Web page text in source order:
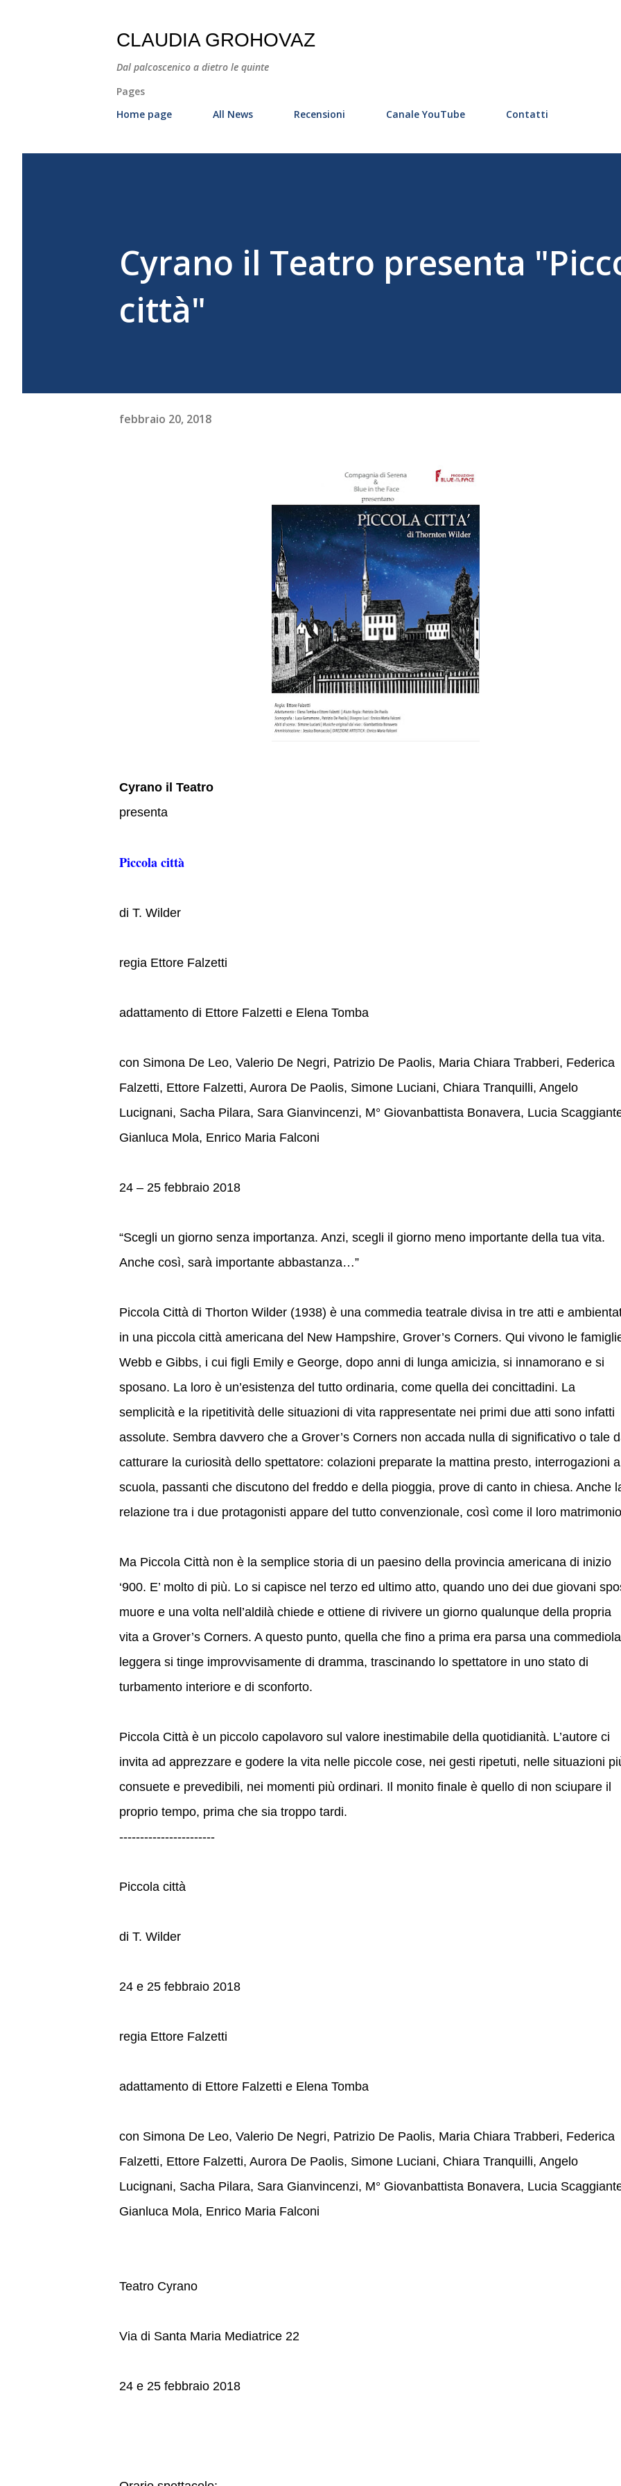
CLAUDIA GROHOVAZ
Dal palcoscenico a dietro le quinte
Pages
Home page
All News Recensioni Canale YouTube Contatti
Cyrano il Teatro presenta
città"
febbraio 20, 2018
Cyrano il Teatro
presenta
Piccola città
di T. Wilder
regia Ettore Falzetti
adattamento di Ettore Falzetti e Elena Tomba
con Simona De Leo, Valerio De Negri, Patrizio De Paolis, Maria Chiara Trabberi, Federica
Falzetti, Ettore Falzetti, Aurora De Paolis, Simone Luciani, Chiara Tranquilli, Angelo
Lucignani, Sacha Pilara, Sara Gianvincenzi, M° Giovanbattista Bonavera, Lucia
Gianluca Mola, Enrico Maria Falconi
24 – 25 febbraio 2018
“Scegli un giorno senza importanza. Anzi, scegli il giorno meno importante della tua vita.
Anche così, sarà importante abbastanza…”
Piccola Città di Thorton Wilder (1938) è una commedia teatrale divisa in tre atti e
in una piccola città americana del New Hampshire, Grover’s Corners. Qui vivono le
Webb e Gibbs, i cui figli Emily e George, dopo anni di lunga amicizia, si innamorano e si
sposano. La loro è un’esistenza del tutto ordinaria, come quella dei concittadini. La
semplicità e la ripetitività delle situazioni di vita rappresentate nei primi due atti sono infatti
assolute. Sembra davvero che a Grover’s Corners non accada nulla di significativo o tale
catturare la curiosità dello spettatore: colazioni preparate la mattina presto, interrogazioni a
scuola, passanti che discutono del freddo e della pioggia, prove di canto in chiesa. Anche
relazione tra i due protagonisti appare del tutto convenzionale, così come il loro
Ma Piccola Città non è la semplice storia di un paesino della provincia americana di inizio
‘900. E’ molto di più. Lo si capisce nel terzo ed ultimo atto, quando uno dei due giovani
muore e una volta nell’aldilà chiede e ottiene di rivivere un giorno qualunque della propria
vita a Grover’s Corners. A questo punto, quella che fino a prima era parsa una commediola
leggera si tinge improvvisamente di dramma, trascinando lo spettatore in uno stato di
turbamento interiore e di sconforto.
Piccola Città è un piccolo capolavoro sul valore inestimabile della quotidianità. L’autore ci
invita ad apprezzare e godere la vita nelle piccole cose, nei gesti ripetuti, nelle situazioni
consuete e prevedibili, nei momenti più ordinari. Il monito finale è quello di non sciupare il
proprio tempo, prima che sia troppo tardi.
-----------------------
Piccola città
di T. Wilder
24 e 25 febbraio 2018
regia Ettore Falzetti
adattamento di Ettore Falzetti e Elena Tomba
con Simona De Leo, Valerio De Negri, Patrizio De Paolis, Maria Chiara Trabberi, Federica
Falzetti, Ettore Falzetti, Aurora De Paolis, Simone Luciani, Chiara Tranquilli, Angelo
Lucignani, Sacha Pilara, Sara Gianvincenzi, M° Giovanbattista Bonavera, Lucia
Gianluca Mola, Enrico Maria Falconi
Teatro Cyrano
Via di Santa Maria Mediatrice 22
24 e 25 febbraio 2018